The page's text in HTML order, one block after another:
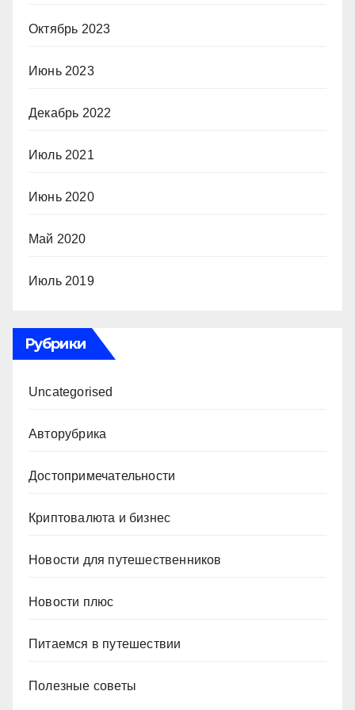
Октябрь 2023
Июнь 2023
Декабрь 2022
Июль 2021
Июнь 2020
Май 2020
Июль 2019
Рубрики
Uncategorised
Авторубрика
Достопримечательности
Криптовалюта и бизнес
Новости для путешественников
Новости плюс
Питаемся в путешествии
Полезные советы